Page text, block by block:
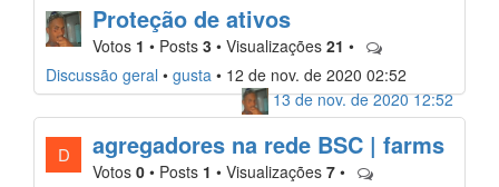
Proteção de ativos
Votos 1 • Posts 3 • Visualizações 21 •
Discussão geral • gusta • 12 de nov. de 2020 02:52
13 de nov. de 2020 12:52
D agregadores na rede BSC | farms
Votos 0 • Posts 1 • Visualizações 7 •